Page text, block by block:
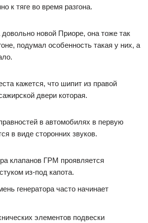
к тяге во время разгона.
новой Приоре, она тоже так
подумал особенность такая у них, а
кажется, что шипит из правой
двери которая.
в автомобилях в первую
в виде сторонних звуков.
клапанов ГРМ проявляется
из-под капота.
генератора часто начинает
элементов подвески